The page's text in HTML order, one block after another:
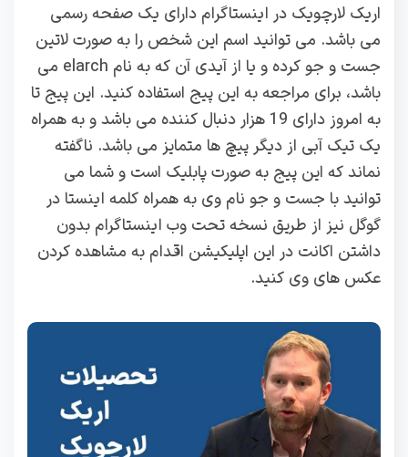
اریک لارچویک در اینستاگرام دارای یک صفحه رسمی
می باشد. می توانید اسم این شخص را به صورت لاتین
جست و جو کرده و یا از آیدی آن که به نام elarch می
باشد، برای مراجعه به این پیج استفاده کنید. این پیج تا
به امروز دارای 19 هزار دنبال کننده می باشد و به همراه
یک تیک آبی از دیگر پیچ ها متمایز می باشد. ناگفته
نماند که این پیج به صورت پابلیک است و شما می
توانید با جست و جو نام وی به همراه کلمه اینستا در
گوگل نیز از طریق نسخه تحت وب اینستاگرام بدون
داشتن اکانت در این اپلیکیشن اقدام به مشاهده کردن
عکس های وی کنید.